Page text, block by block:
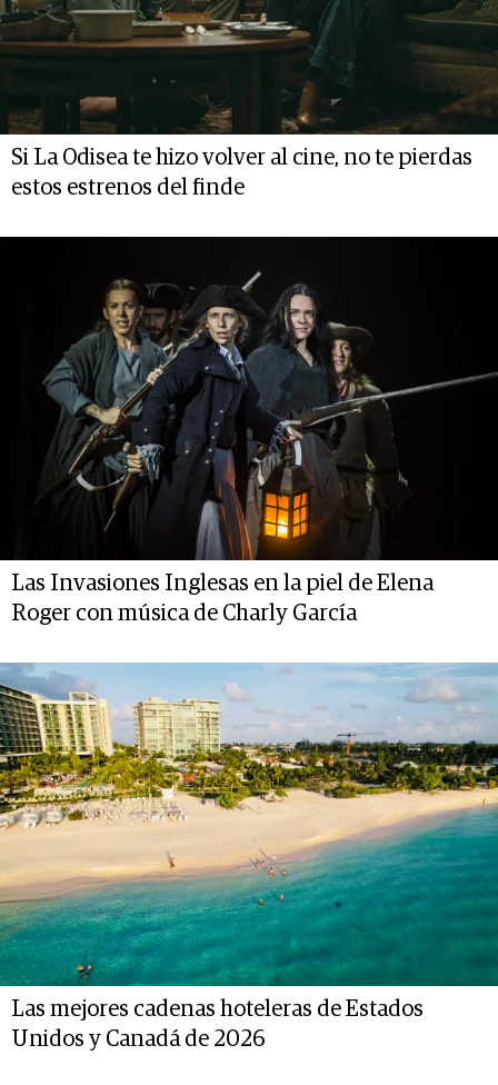
Si La Odisea te hizo volver al cine, no te pierdas
estos estrenos del finde
Las Invasiones Inglesas en la piel de Elena
Roger con música de Charly García
Las mejores cadenas hoteleras de Estados
Unidos y Canadá de 2026